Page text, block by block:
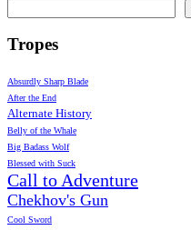
Tropes
Absurdly Sharp Blade
After the End
Alternate History
Belly of the Whale
Big Badass Wolf
Blessed with Suck
Call to Adventure
Chekhov's Gun
Cool Sword